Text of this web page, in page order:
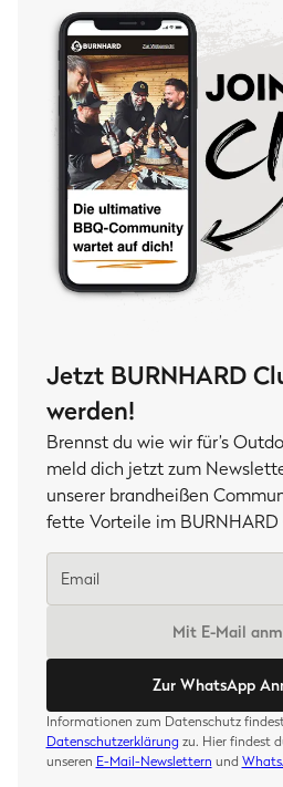
Jetzt BURNHARD
werden!
Brennst du wie wir für’s
meld dich jetzt zum
unserer brandheißen
fette Vorteile im BURNHARD
Mit E-Mail
Zur WhatsApp
Informationen zum Datenschutz
Datenschutzerklärung zu. Hier findest
unseren E-Mail-Newslettern und